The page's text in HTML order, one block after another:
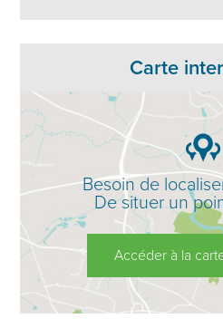
Carte
Besoin de
De situer un
Accéder à la